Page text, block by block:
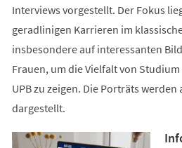
Interviews vorgestellt. Der Fokus
geradlinigen Karrieren im
insbesondere auf interessanten
Frauen, um die Vielfalt von
UPB zu zeigen. Die Porträts
dargestellt.